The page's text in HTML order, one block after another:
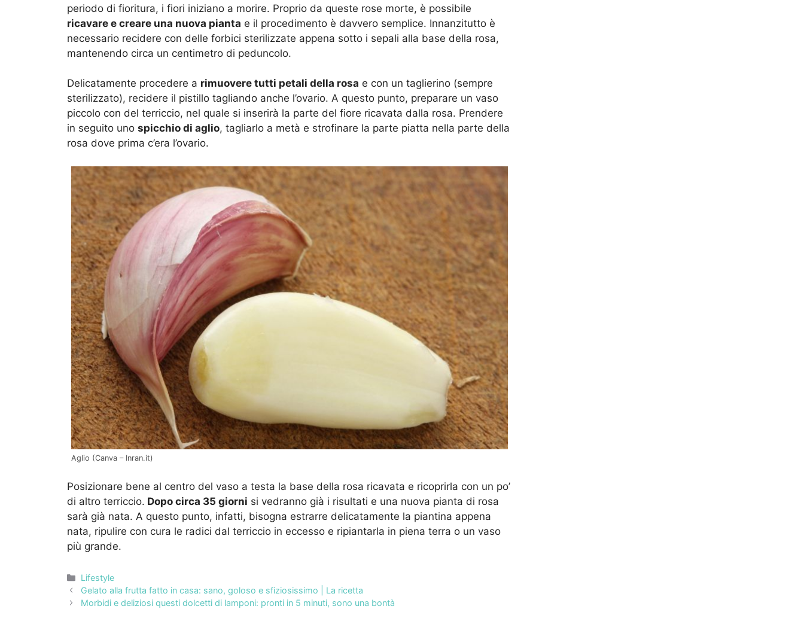
periodo di fioritura, i fiori iniziano a morire. Proprio da queste rose morte, è possibile
ricavare e creare una nuova pianta e il procedimento è davvero semplice. Innanzitutto è
necessario recidere con delle forbici sterilizzate appena sotto i sepali alla base della rosa,
mantenendo circa un centimetro di peduncolo.
Delicatamente procedere a rimuovere tutti petali della rosa e con un taglierino (sempre
sterilizzato), recidere il pistillo tagliando anche l’ovario. A questo punto, preparare un vaso
piccolo con del terriccio, nel quale si inserirà la parte del fiore ricavata dalla rosa. Prendere
in seguito uno spicchio di aglio, tagliarlo a metà e strofinare la parte piatta nella parte della
rosa dove prima c’era l’ovario.
Aglio (Canva – Inran.it)
Posizionare bene al centro del vaso a testa la base della rosa ricavata e ricoprirla con un po’
di altro terriccio. Dopo circa 35 giorni si vedranno già i risultati e una nuova pianta di rosa
sarà già nata. A questo punto, infatti, bisogna estrarre delicatamente la piantina appena
nata, ripulire con cura le radici dal terriccio in eccesso e ripiantarla in piena terra o un vaso
più grande.
Categorie
Lifestyle
Gelato alla frutta fatto in casa: sano, goloso e sfiziosissimo | La ricetta
Morbidi e deliziosi questi dolcetti di lamponi: pronti in 5 minuti, sono una bontà